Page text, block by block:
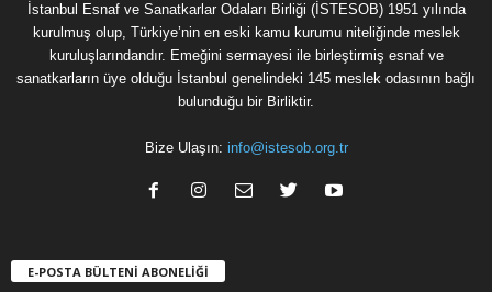
İstanbul Esnaf ve Sanatkarlar Odaları Birliği (İSTESOB) 1951 yılında
kurulmuş olup, Türkiye’nin en eski kamu kurumu niteliğinde meslek
kuruluşlarındandır. Emeğini sermayesi ile birleştirmiş esnaf ve
sanatkarların üye olduğu İstanbul genelindeki 145 meslek odasının bağlı
bulunduğu bir Birliktir.
Bize Ulaşın: info@istesob.org.tr
E-POSTA BÜLTENİ ABONELİĞİ